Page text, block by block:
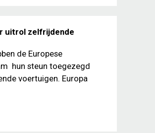
uitrol zelfrijdende
de Europese
hun steun toegezegd
voertuigen. Europa